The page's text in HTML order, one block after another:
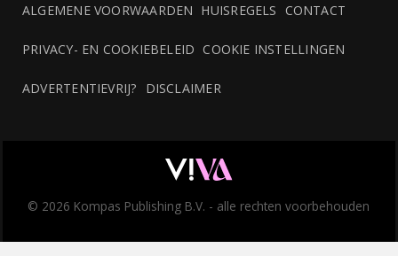
ALGEMENE VOORWAARDEN HUISREGELS CONTACT
PRIVACY- EN COOKIEBELEID COOKIE INSTELLINGEN
ADVERTENTIEVRIJ? DISCLAIMER
© 2026 Kompas Publishing B.V. - alle rechten voorbehouden